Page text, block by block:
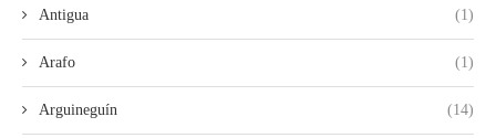
Antigua (1)
Arafo (1)
Arguineguín (14)